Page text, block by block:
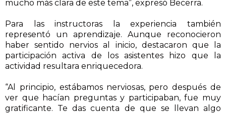
mucho más clara de este tema”, expresó Becerra.
Para las instructoras la experiencia también
representó un aprendizaje. Aunque reconocieron
haber sentido nervios al inicio, destacaron que la
participación activa de los asistentes hizo que la
actividad resultara enriquecedora.
“Al principio, estábamos nerviosas, pero después de
ver que hacían preguntas y participaban, fue muy
gratificante. Te das cuenta de que se llevan algo